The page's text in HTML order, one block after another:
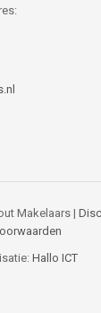
Makelaars |
Hallo ICT